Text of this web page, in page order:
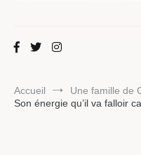
Maman Chou
Accueil
Une famille de
Son énergie qu’il va falloir